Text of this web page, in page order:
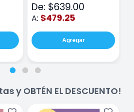
De: $639.00
A: $479.25
Agregar
y OBTÉN EL DESCUENTO!